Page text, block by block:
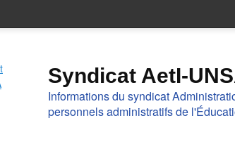
Syndicat AetI-
Informations du syndicat
personnels administratifs de